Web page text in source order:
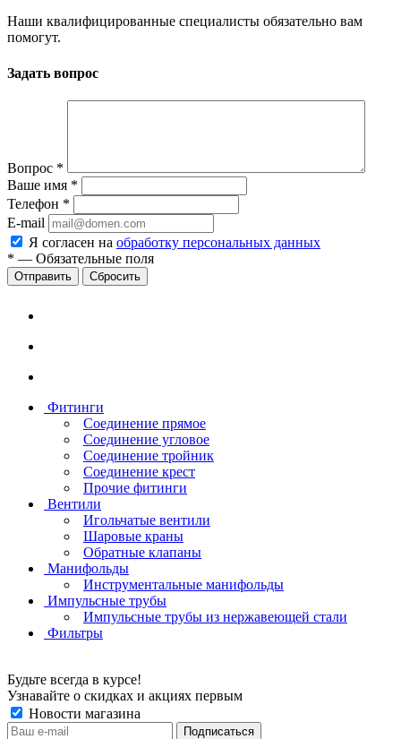
Наши квалифицированные специалисты обязательно вам
помогут.
Задать вопрос
Вопрос *
Ваше имя *
Телефон *
E-mail
Я согласен на обработку персональных данных
* — Обязательные поля
Сбросить
Фитинги
Соединение прямое
Соединение угловое
Соединение тройник
Соединение крест
Прочие фитинги
Вентили
Игольчатые вентили
Шаровые краны
Обратные клапаны
Манифольды
Инструментальные манифольды
Импульсные трубы
Импульсные трубы из нержавеющей стали
Фильтры
Будьте всегда в курсе!
Узнавайте о скидках и акциях первым
Новости магазина